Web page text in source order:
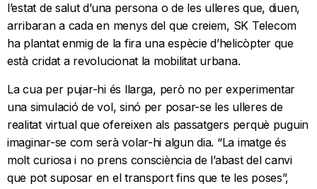
l’estat de salut d’una persona o de les ulleres que, diuen,
arribaran a cada en menys del que creiem, SK Telecom
ha plantat enmig de la fira una espècie d’helicòpter que
està cridat a revolucionat la mobilitat urbana.
La cua per pujar-hi és llarga, però no per experimentar
una simulació de vol, sinó per posar-se les ulleres de
realitat virtual que ofereixen als passatgers perquè puguin
imaginar-se com serà volar-hi algun dia. “La imatge és
molt curiosa i no prens consciència de l’abast del canvi
que pot suposar en el transport fins que te les poses”,